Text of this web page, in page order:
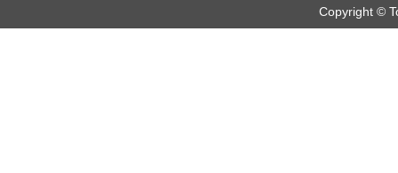
Copyright ©